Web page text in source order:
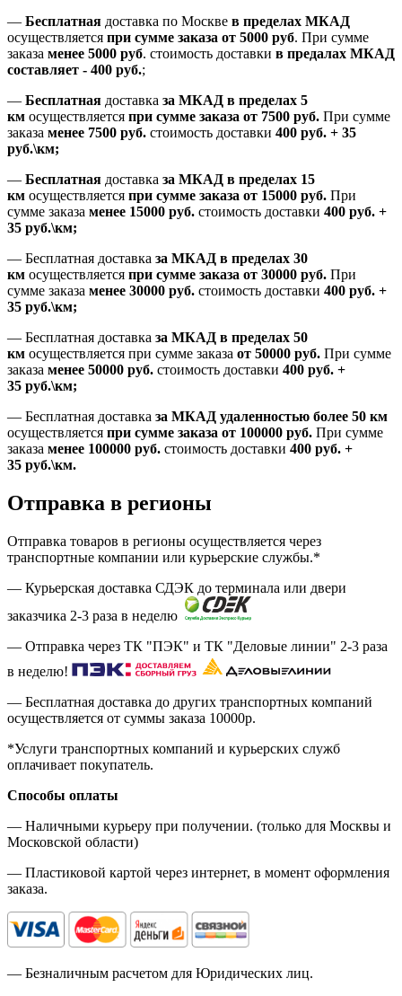
— Бесплатная доставка по Москве в пределах МКАД
осуществляется при сумме заказа от 5000 руб. При сумме
заказа менее 5000 руб. стоимость доставки в предалах МКАД
составляет - 400 руб.;
— Бесплатная доставка за МКАД в пределах 5
км осуществляется при сумме заказа от 7500 руб. При сумме
заказа менее 7500 руб. стоимость доставки 400 руб. + 35
руб.\км;
— Бесплатная доставка за МКАД в пределах 15
км осуществляется при сумме заказа от 15000 руб. При
сумме заказа менее 15000 руб. стоимость доставки 400 руб. +
35 руб.\км;
— Бесплатная доставка за МКАД в пределах 30
км осуществляется при сумме заказа от 30000 руб. При
сумме заказа менее 30000 руб. стоимость доставки 400 руб. +
35 руб.\км;
— Бесплатная доставка за МКАД в пределах 50
км осуществляется при сумме заказа от 50000 руб. При сумме
заказа менее 50000 руб. стоимость доставки 400 руб. +
35 руб.\км;
— Бесплатная доставка за МКАД удаленностью более 50 км
осуществляется при сумме заказа от 100000 руб. При сумме
заказа менее 100000 руб. стоимость доставки 400 руб. +
35 руб.\км.
Отправка в регионы
Отправка товаров в регионы осуществляется через
транспортные компании или курьерские службы.*
— Курьерская доставка СДЭК до терминала или двери
заказчика 2-3 раза в неделю
— Отправка через ТК "ПЭК" и ТК "Деловые линии" 2-3 раза
в неделю!
— Бесплатная доставка до других транспортных компаний
осуществляется от суммы заказа 10000р.
*Услуги транспортных компаний и курьерских служб
оплачивает покупатель.
Способы оплаты
— Наличными курьеру при получении. (только для Москвы и
Московской области)
— Пластиковой картой через интернет, в момент оформления
заказа.
— Безналичным расчетом для Юридических лиц.